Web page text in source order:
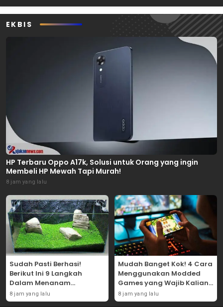
EKBIS
HP Terbaru Oppo A17k, Solusi untuk Orang yang ingin
Membeli HP Mewah Tapi Murah!
8 jam yang lalu
Sudah Pasti Berhasi!
Berikut Ini 9 Langkah
Dalam Menanam
Tanaman Carpet Seed Di
Aquascape!
8 jam yang lalu
Mudah Banget Kok! 4 Cara
Menggunakan Modded
Games yang Wajib Kalian
Coba Sendiri!
8 jam yang lalu